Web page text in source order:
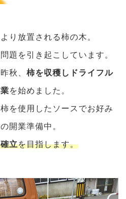
り放置される柿の木。
題を引き起こしています。
秋、 柿を収穫しドライフル
を始めました。
を使用したソースでお好み
開業準備中。
立を目指します。